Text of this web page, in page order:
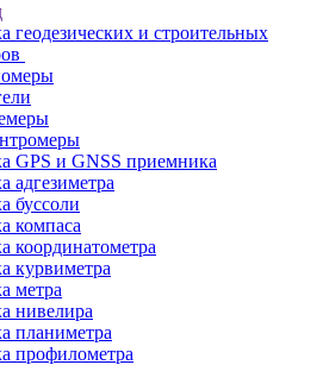
геодезических и строительных
GPS и GNSS приемника
адгезиметра
буссоли
компаса
координатометра
курвиметра
метра
нивелира
планиметра
профилометра